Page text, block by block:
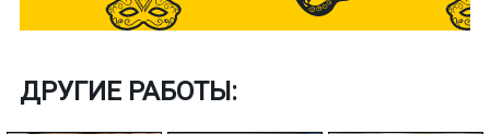
ДРУГИЕ РАБОТЫ: